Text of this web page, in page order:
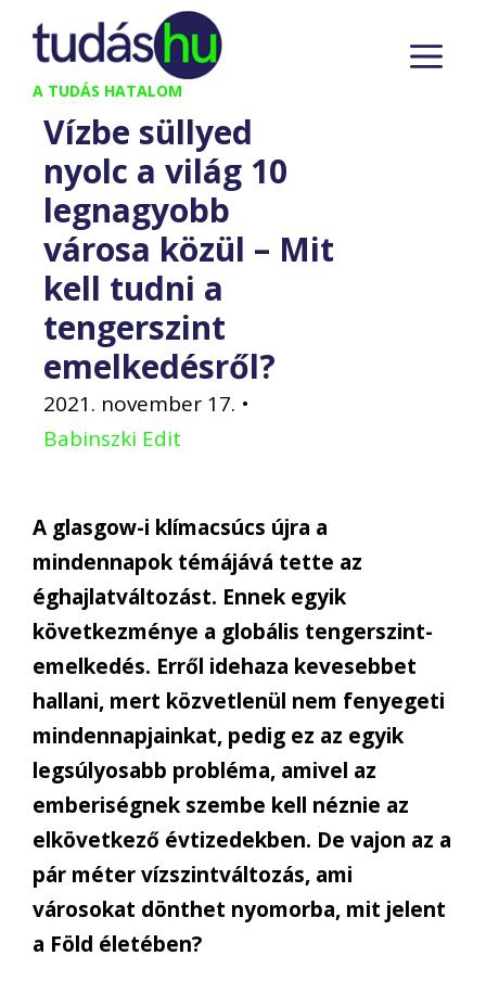
Kilépés
tartalomba
A TUDÁS HATALOM
Vízbe süllyed
nyolc a világ 10
legnagyobb
városa közül – Mit
kell tudni a
tengerszint
emelkedésről?
2021. november 17. •
Babinszki Edit
A glasgow-i klímacsúcs újra a
mindennapok témájává tette az
éghajlatváltozást. Ennek egyik
következménye a globális tengerszint-
emelkedés. Erről idehaza kevesebbet
hallani, mert közvetlenül nem fenyegeti
mindennapjainkat, pedig ez az egyik
legsúlyosabb probléma, amivel az
emberiségnek szembe kell néznie az
elkövetkező évtizedekben. De vajon az a
pár méter vízszintváltozás, ami
városokat dönthet nyomorba, mit jelent
a Föld életében?